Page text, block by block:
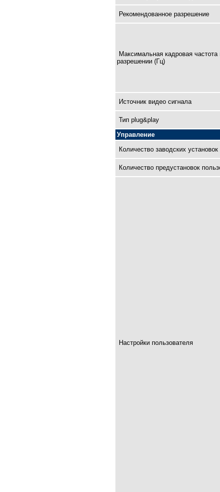
Рекомендованное разрешение
Максимальная кадровая частота
разрешении (Гц)
Источник видео сигнала
Тип plug&play
Управление
Количество заводских установок
Количество предустановок
Настройки пользователя